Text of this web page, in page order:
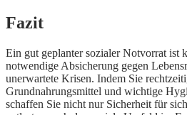
Fazit
Ein gut geplanter sozialer Notvorrat ist
notwendige Absicherung gegen
unerwartete Krisen. Indem Sie
Grundnahrungsmittel und wichtige
schaffen Sie nicht nur Sicherheit für